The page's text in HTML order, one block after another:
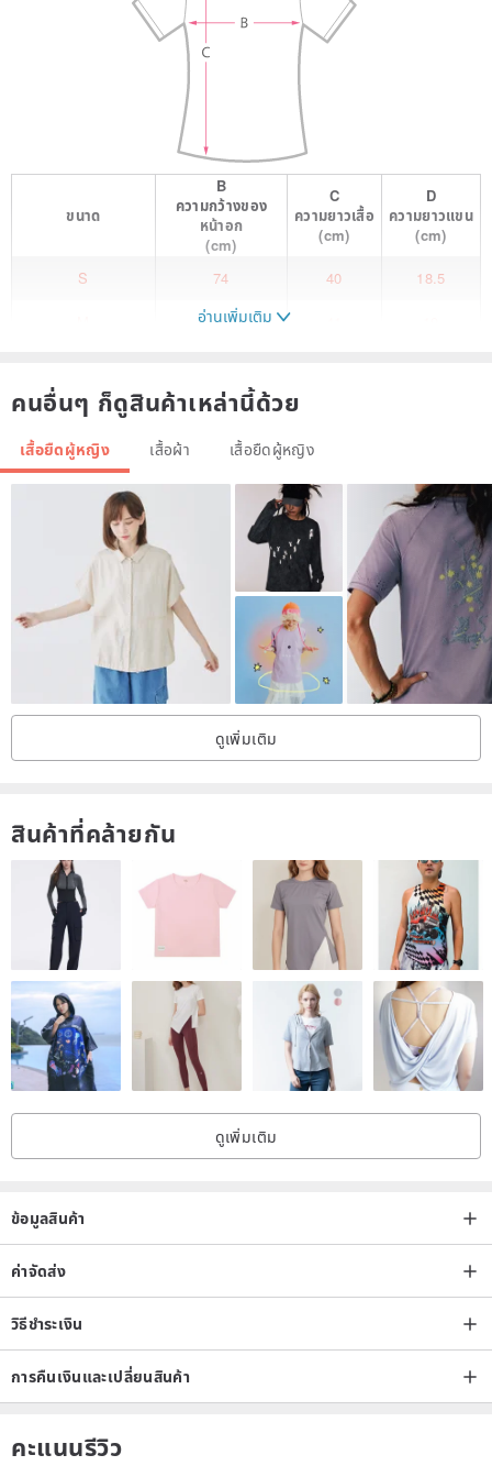
ขนาด
B
ความกว้างของ
หน้าอก
(cm)
C
ความยาวเสื้อ
(cm)
D
ความยาวแขน
(cm)
S 74 40 18.5
78
Brand: serious zizifei Applicable age: 30-34 years old Fabric:
Cotton Size: S M L Pattern: Solid color Style: Commute Commute:
Retro Collar type: Square collar Popular elements: Ruffles Pleats
Main color: Fairy White Fog Blue Fairy White Pre-sale Fog Blue
Pre-sale Sleeve type: Puff sleeve Ingredient content: 51%
(inclusive) -70% (inclusive) Pattern culture: Other Year season:
Summer 2020 Sleeve length: Short sleeve Clothing length:
Cropped Clothing version: Slim fit
อ่านเพิ่มเติม
คนอื่นๆ ก็ดูสินค้าเหล่านี้ด้วย
เสื้อยืดผู้หญิง เสื้อผ้า เสื้อยืดผู้หญิง
ดูเพิ่มเติม
สินค้าที่คล้ายกัน
ดูเพิ่มเติม
ข้อมูลสินค้า
ค่าจัดส่ง
วิธีชำระเงิน
การคืนเงินและเปลี่ยนสินค้า
คะแนนรีวิว